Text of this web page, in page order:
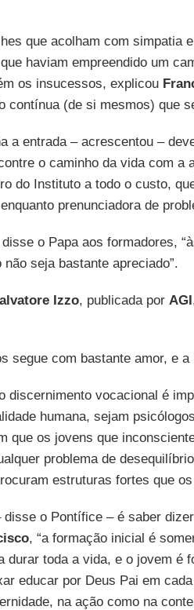
que acolham com simpatia
haviam empreendido um
os insucessos, explicou
contínua (de si mesmos) que
a entrada – acrescentou –
o caminho da vida com a
do Instituto a todo o custo,
prenunciadora de
o Papa aos formadores,
seja bastante apreciado”.
Izzo, publicada por AGI
segue com bastante amor, e a
discernimento vocacional é
humana, sejam
que os jovens que
problema de
estruturas fortes que
disse o Pontífice – é saber
, “a formação inicial é
durar toda a vida, e o jovem é
educar por Deus Pai em
na ação como na